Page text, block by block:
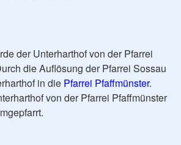
der Unterharthof von der Pfarrei
die Auflösung der Pfarrei Sossau
in die Pfarrei Pfaffmünster.
von der Pfarrei Pfaffmünster